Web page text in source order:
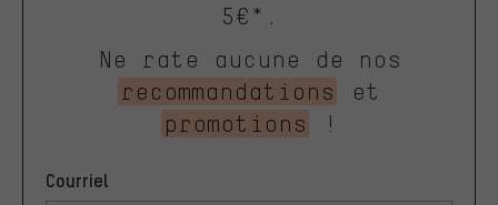
5€*.
Ne rate aucune de nos
recommandations
et
promotions
!
Courriel